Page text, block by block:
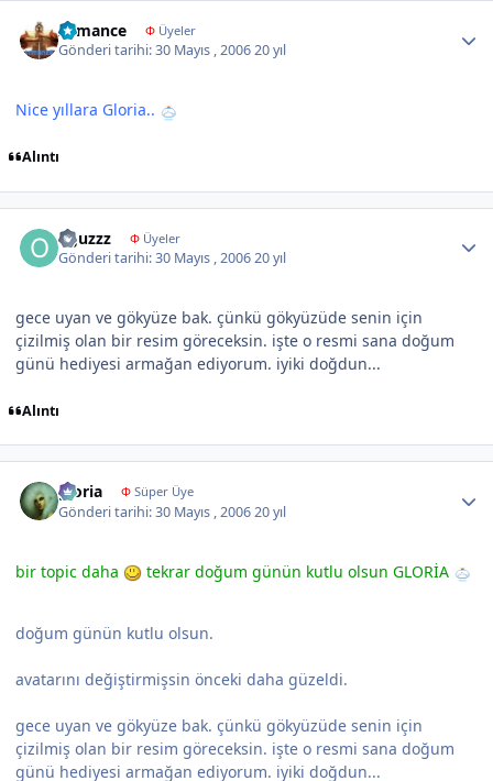
Armance ΦÜyeler
Gönderi tarihi:30 Mayıs , 200620 yıl
Nice yıllara Gloria..
Alıntı
oğuzzz ΦÜyeler
Gönderi tarihi:30 Mayıs , 200620 yıl
gece uyan ve gökyüze bak. çünkü gökyüzüde senin için
çizilmiş olan bir resim göreceksin. işte o resmi sana doğum
günü hediyesi armağan ediyorum. iyiki doğdun...
Alıntı
gloria ΦSüper Üye
Gönderi tarihi:30 Mayıs , 200620 yıl
bir topic daha tekrar doğum günün kutlu olsun GLORİA
doğum günün kutlu olsun.
avatarını değiştirmişsin önceki daha güzeldi.
gece uyan ve gökyüze bak. çünkü gökyüzüde senin için
çizilmiş olan bir resim göreceksin. işte o resmi sana doğum
günü hediyesi armağan ediyorum. iyiki doğdun...